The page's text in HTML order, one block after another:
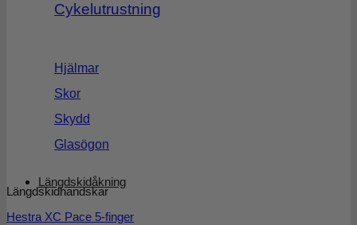
Cykelutrustning
Hjälmar
Skor
Skydd
Glasögon
Längdskidåkning
Längdskidhandskar
Hestra XC Pace 5-finger